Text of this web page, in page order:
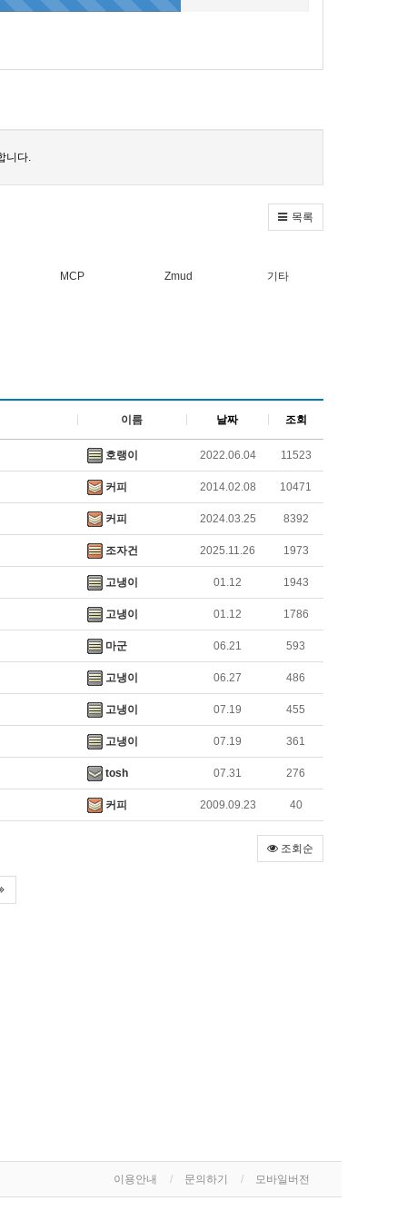
니다.
목록
MCP Zmud 기타
이름 날짜 조회
호랭이 2022.06.04 11523
커피 2014.02.08 10471
커피 2024.03.25 8392
조자건 2025.11.26 1973
고냉이 01.12 1943
고냉이 01.12 1786
마군 06.21 593
고냉이 06.27 486
고냉이 07.19 455
고냉이 07.19 361
tosh 07.31 276
커피 2009.09.23 40
조회순
이용안내 문의하기 모바일버전